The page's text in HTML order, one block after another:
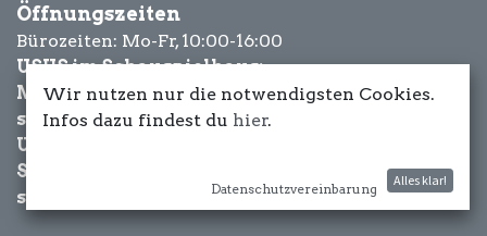
Öffnungszeiten
Bürozeiten: Mo-Fr, 10:00-16:00
USUS im Schauspielhaus:
Mittwoch bis Samstag: ab 18 Uhr
sowie Eventbezogen.
USUS am Wasser:
Schönwetter-
sowie Eventbezogen.
Wir nutzen nur die notwendigsten Cookies.
Infos dazu findest du hier.
Datenschutzvereinbarung
Alles klar!